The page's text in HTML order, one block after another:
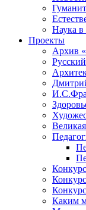
Наука в
Проекты
Архив
Каким